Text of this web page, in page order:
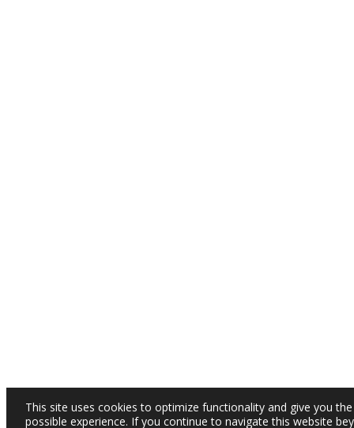
This site uses cookies to optimize functionality and give you
possible experience. If you continue to navigate this website